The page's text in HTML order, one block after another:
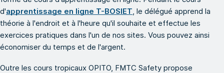
d'apprentissage en ligne T-BOSIET , le délégué apprend la
théorie à l'endroit et à l'heure qu'il souhaite et effectue les
exercices pratiques dans l'un de nos sites. Vous pouvez ainsi
économiser du temps et de l'argent.
Outre les cours tropicaux OPITO, FMTC Safety propose